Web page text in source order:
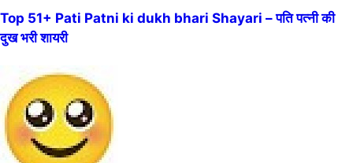
Top 51+ Pati Patni ki dukh bhari Shayari – पति पत्नी की
दुख भरी शायरी